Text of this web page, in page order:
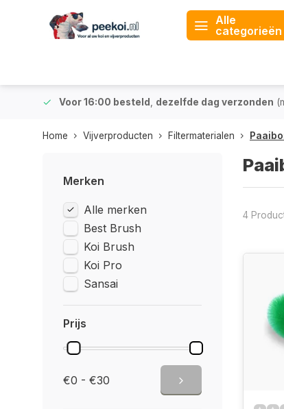
Alle
categorieën
Voor 16:00 besteld dezelfde dag verzonden
Home Vijverproducten Filtermaterialen
Merken
Alle merken
Best Brush
Koi Brush
Koi Pro
Sansai
Prijs
€0 - €30
4